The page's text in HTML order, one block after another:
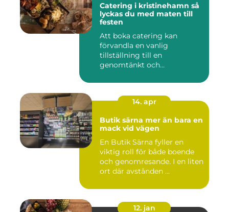
Catering i kristinehamn så
lyckas du med maten till
festen
Att boka catering kan
förvandla en vanlig
tillställning till en
genomtänkt och
14. apr
Butik särna mer än bara en
mack vid vägen
En Butik Särna fyller en
viktig roll för både boende
och genomresande. I en liten
ort där avstånden ...
12. jan